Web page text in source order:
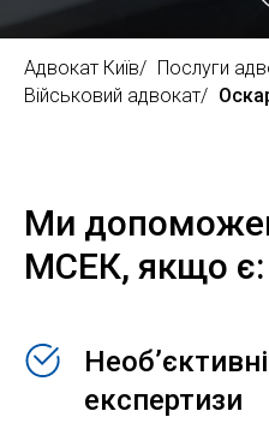
Адвокат Київ/ Послуги
Військовий адвокат/
Ми
МСЕК, якщо є:
експертизи